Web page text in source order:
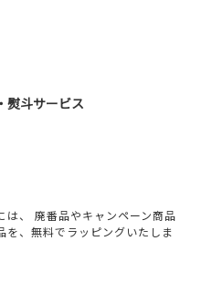
熨斗サービス
は、 廃番品やキャンペーン商品
を、無料でラッピングいたしま